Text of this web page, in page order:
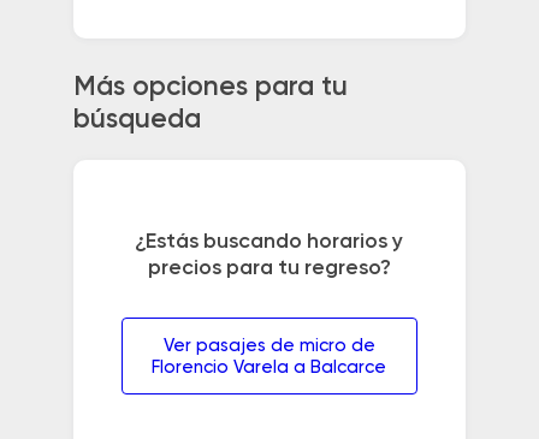
Más opciones para tu
búsqueda
¿Estás buscando horarios y
precios para tu regreso?
Ver pasajes de micro de
Florencio Varela a Balcarce